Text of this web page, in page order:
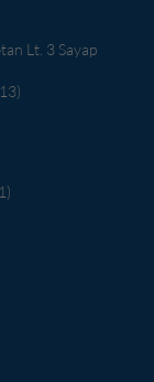
Lt. 3 Sayap